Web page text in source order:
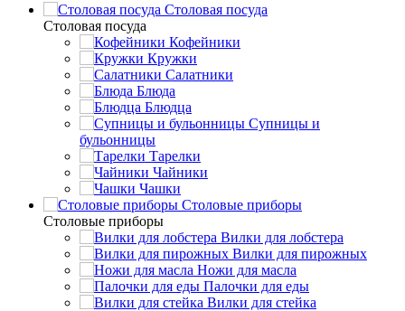
Столовая посуда
Столовая посуда
Кофейники
Кружки
Салатники
Блюда
Блюдца
Супницы и
бульонницы
Тарелки
Чайники
Чашки
Cтоловые приборы
Cтоловые приборы
Вилки для лобстера
Вилки для пирожных
Ножи для масла
Палочки для еды
Вилки для стейка